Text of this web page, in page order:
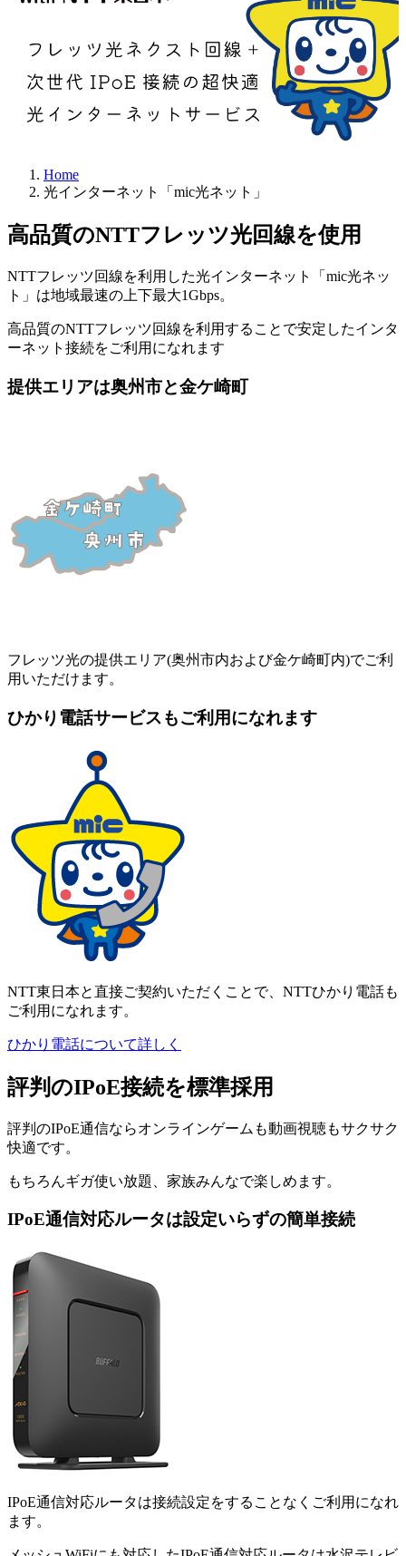
Home
光インターネット「mic光ネット」
高品質のNTTフレッツ光回線を使用
NTTフレッツ回線を利用した光インターネット「mic光ネッ
ト」は地域最速の上下最大1Gbps。
高品質のNTTフレッツ回線を利用することで安定したインタ
ーネット接続をご利用になれます
提供エリアは奥州市と金ケ崎町
フレッツ光の提供エリア(奥州市内および金ケ崎町内)でご利
用いただけます。
ひかり電話サービスもご利用になれます
NTT東日本と直接ご契約いただくことで、NTTひかり電話も
ご利用になれます。
ひかり電話について詳しく
評判のIPoE接続を標準採用
評判のIPoE通信ならオンラインゲームも動画視聴もサクサク
快適です。
もちろんギガ使い放題、家族みんなで楽しめます。
IPoE通信対応ルータは設定いらずの簡単接続
IPoE通信対応ルータは接続設定をすることなくご利用になれ
ます。